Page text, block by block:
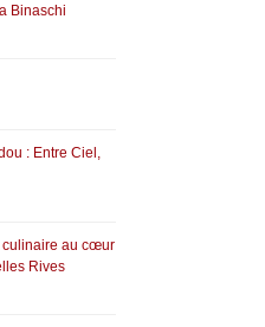
Binaschi
: Entre Ciel,
culinaire au cœur
Rives